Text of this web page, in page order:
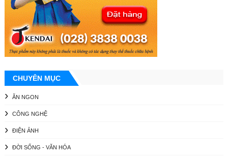
CHUYÊN MỤC
ĂN NGON
CÔNG NGHỆ
ĐIỆN ẢNH
ĐỜI SỐNG - VĂN HÓA